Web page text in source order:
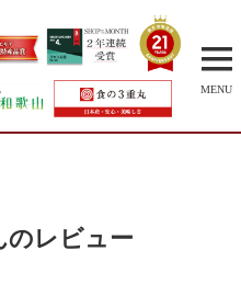
MENU
のレビュー